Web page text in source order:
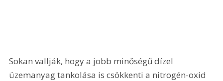
Sokan vallják, hogy a jobb minőségű dízel
üzemanyag tankolása is csökkenti a nitrogén-oxid